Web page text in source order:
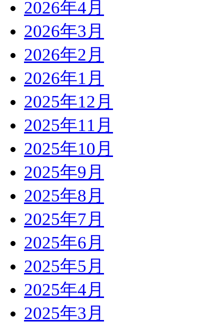
2026年4月
2026年3月
2026年2月
2026年1月
2025年12月
2025年11月
2025年10月
2025年9月
2025年8月
2025年7月
2025年6月
2025年5月
2025年4月
2025年3月